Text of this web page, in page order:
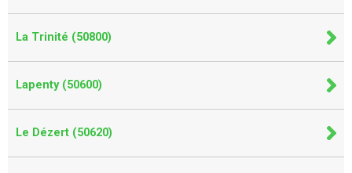
La Trinité (50800)
Lapenty (50600)
Le Dézert (50620)